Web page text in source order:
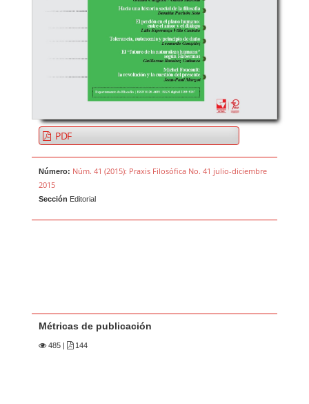
PDF
Número: Núm. 41 (2015): Praxis Filosófica No. 41 julio-diciembre
2015
Sección Editorial
Métricas de publicación
485 | 144